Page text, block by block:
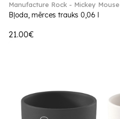
Manufacture Rock - Mickey Mouse
Bļoda, mērces trauks 0,06 l
21.00€